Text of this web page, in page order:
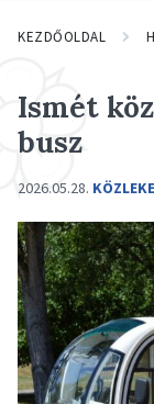
KEZDŐOLDAL
Ismét
busz
2026.05.28.